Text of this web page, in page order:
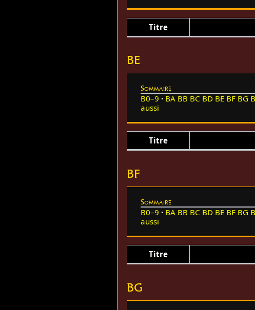
Titre
BE
Sommaire
B0–9 BA BB BC BD BE BF BG
aussi
Titre
BF
Sommaire
B0–9 BA BB BC BD BE BF BG
aussi
Titre
BG